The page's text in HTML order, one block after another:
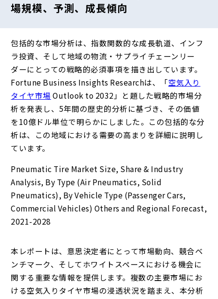
場規模、予測、成長傾向
包括的な市場分析は、指数関数的な成長軌道、インフ
ラ投資、そして地域の物流・サプライチェーンリー
ダーにとっての戦略的必須事項を描き出しています。
Fortune Business Insights Researchは、「空気入り
タイヤ市場 Outlook to 2032」と題した戦略的市場分
析を発表し、5年間の歴史的分析に基づき、その価値
を10億ドル単位で明らかにしました。この包括的な分
析は、この地域における需要の高まりを詳細に説明し
ています。
Pneumatic Tire Market Size, Share & Industry
Analysis, By Type (Air Pneumatics, Solid
Pneumatics), By Vehicle Type (Passenger Cars,
Commercial Vehicles) Others and Regional Forecast,
2021-2028
本レポートは、意思決定者にとって市場動向、競合ベ
ンチマーク、そしてホワイトスペースにおける機会に
関する重要な情報を提供します。複数の主要市場にお
ける空気入りタイヤ市場の浸透状況を踏まえ、本分析